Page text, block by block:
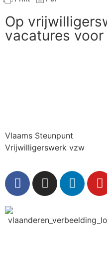
Op
vacatures
Vlaams Steunpunt
Vrijwilligerswerk vzw